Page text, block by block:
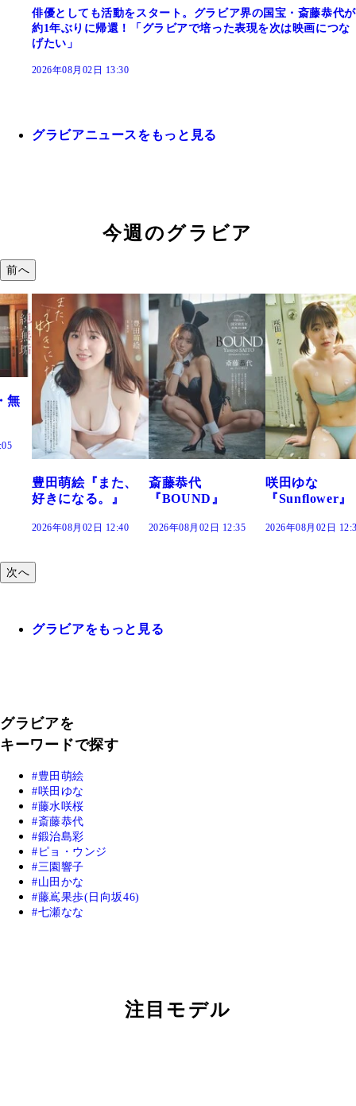
俳優としても活動をスタート。グラビア界の国宝・斎藤恭代が
約1年ぶりに帰還！「グラビアで培った表現を次は映画につな
げたい」
2026年08月02日 13:30
グラビアニュースをもっと見る
今週のグラビア
前へ
斎藤恭代
『BOUND』
2026年08月02日 12:35
咲田ゆな
『Sunflower』
2026年08月02日 12:30
藤水咲桜『花
だまり』
2026年08月02日
次へ
グラビアをもっと見る
グラビアを
キーワードで探す
豊田萌絵
咲田ゆな
藤水咲桜
斎藤恭代
鍛治島彩
ピョ・ウンジ
三園響子
山田かな
藤嶌果歩(日向坂46)
七瀬なな
注目モデル